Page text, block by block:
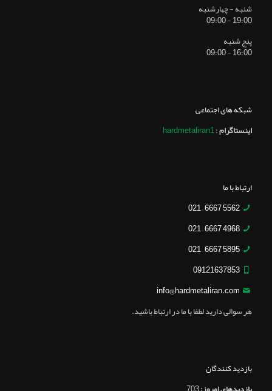
شنبه - چهارشنبه
19:00 - 09:00
پنج شنبه
16:00 - 09:00
شبکه های اجتماعی
اینستاگرام:
hardmetaliran1
ارتباط با ما
5562 6667 – 021
4968 6667 – 021
5895 6667 – 021
09121637853
info@hardmetaliran.com
هر سوالی دارید لطفا با ما در ارتباط باشید.
بازدید کنندگان